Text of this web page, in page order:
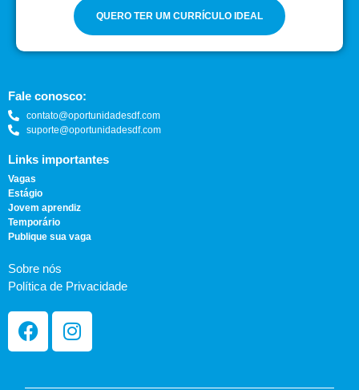
QUERO TER UM CURRÍCULO IDEAL
Fale conosco:
contato@oportunidadesdf.com
suporte@oportunidadesdf.com
Links importantes
Vagas
Estágio
Jovem aprendiz
Temporário
Publique sua vaga
Sobre nós
Política de Privacidade